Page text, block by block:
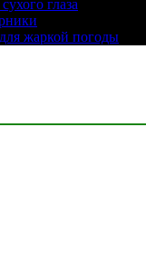
глаза
жаркой погоды